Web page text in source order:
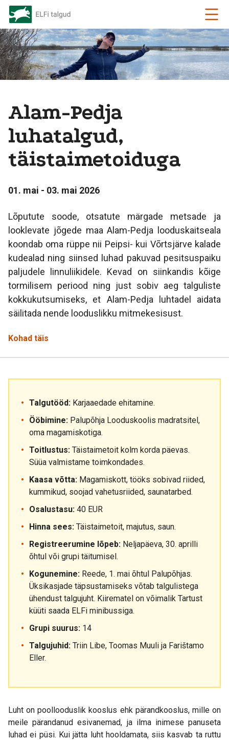
Alam-Pedja
luhatalgud,
täistaimetoiduga
01. mai - 03. mai 2026
Lõputute soode, otsatute märgade metsade ja
looklevate jõgede maa Alam-Pedja looduskaitseala
koondab oma rüppe nii Peipsi- kui Võrtsjärve kalade
kudealad ning siinsed luhad pakuvad pesitsuspaiku
paljudele linnuliikidele. Kevad on siinkandis kõige
tormilisem periood ning just sobiv aeg talguliste
kokkukutsumiseks, et Alam-Pedja luhtadel aidata
säilitada nende looduslikku mitmekesisust.
Kohad täis
Talgutööd: Karjaaedade ehitamine.
Ööbimine: Palupõhja Looduskoolis madratsitel,
oma magamiskotiga.
Toitlustus: Täistaimetoit kolm korda päevas.
Süüa valmistame toimkondades.
Kaasa võtta: Magamiskott, tööks sobivad riided,
kummikud, soojad vahetusriided, saunatarbed.
Osalustasu: 40 EUR
Hinna sees: Täistaimetoit, majutus, saun.
Registreerumine lõpeb: Neljapäeva, 30. aprilli
õhtul või grupi täitumisel.
Kogunemine: Reede, 1. mai õhtul Palupõhjas.
Üksikasjade täpsustamiseks võtab talgulistega
ühendust talgujuht. Kiirematel on võimalik Tartust
küüti saada ELFi minibussiga.
Grupi suurus: 14
Talgujuhid: Triin Libe, Toomas Muuli ja Farištamo
Eller.
Luht on poollooduslik kooslus ehk pärandkooslus, mille on
meile pärandanud esivanemad, ja ilma inimese panuseta
luhad ei püsi. Kui jätta luht hooldamata, siis kasvab ta ruttu